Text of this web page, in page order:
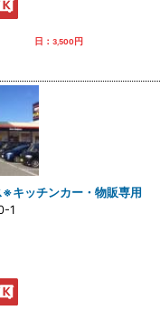
日： 3,500円
キッチンカー・物販専用
1